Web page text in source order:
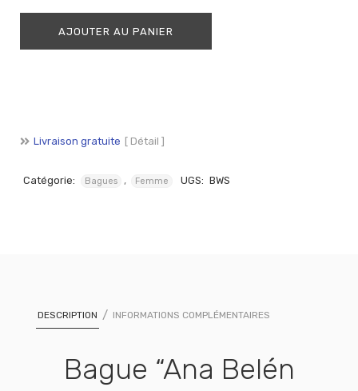
AJOUTER AU PANIER
Livraison gratuite [ Détail ]
Catégorie: Bagues , Femme UGS: BWS
DESCRIPTION INFORMATIONS COMPLÉMENTAIRES
Bague “Ana Belén